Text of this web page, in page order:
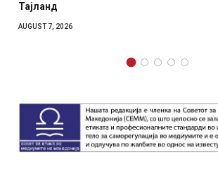
Тајланд
AUGUST 7, 2026